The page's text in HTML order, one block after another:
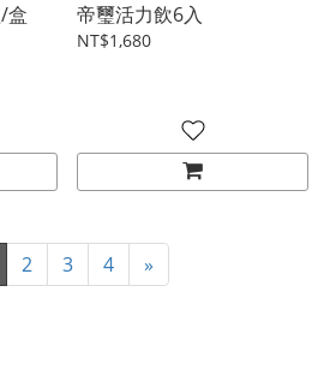
盒
帝璽活力飲6入
NT$1,680
2 3 4 »